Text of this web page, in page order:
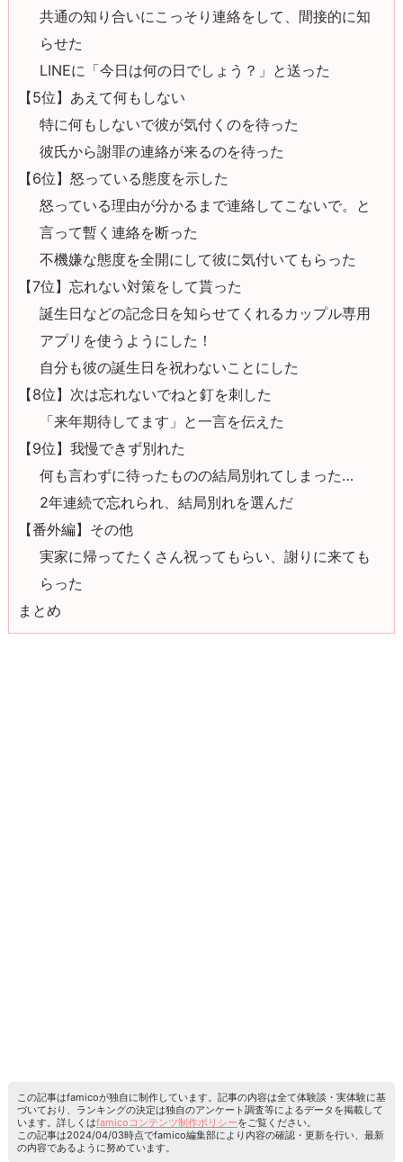
共通の知り合いにこっそり連絡をして、間接的に知
らせた
LINEに「今日は何の日でしょう？」と送った
【5位】あえて何もしない
特に何もしないで彼が気付くのを待った
彼氏から謝罪の連絡が来るのを待った
【6位】怒っている態度を示した
怒っている理由が分かるまで連絡してこないで。と
言って暫く連絡を断った
不機嫌な態度を全開にして彼に気付いてもらった
【7位】忘れない対策をして貰った
誕生日などの記念日を知らせてくれるカップル専用
アプリを使うようにした！
自分も彼の誕生日を祝わないことにした
【8位】次は忘れないでねと釘を刺した
「来年期待してます」と一言を伝えた
【9位】我慢できず別れた
何も言わずに待ったものの結局別れてしまった…
2年連続で忘れられ、結局別れを選んだ
【番外編】その他
実家に帰ってたくさん祝ってもらい、謝りに来ても
らった
まとめ
この記事はfamicoが独自に制作しています。記事の内容は全て体験談・実体験に基
づいており、ランキングの決定は独自のアンケート調査等によるデータを掲載して
います。詳しくはfamicoコンテンツ制作ポリシーをご覧ください。
この記事は2024/04/03時点でfamico編集部により内容の確認・更新を行い、最新
の内容であるように努めています。